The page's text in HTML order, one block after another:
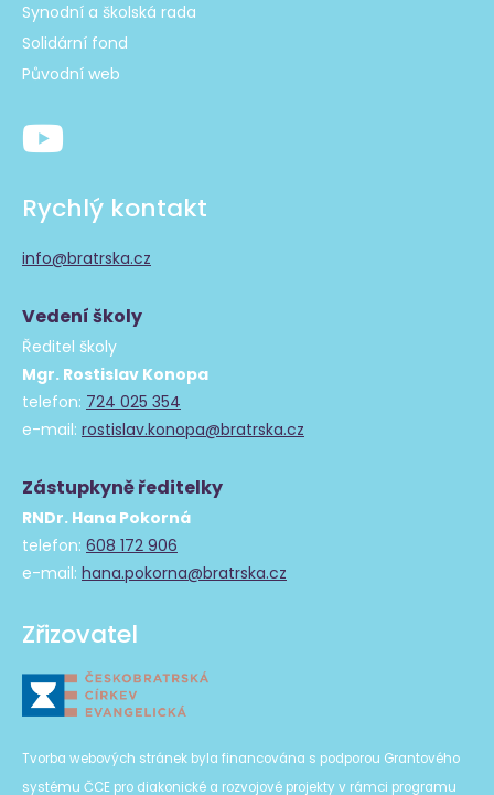
Synodní a školská rada
Solidární fond
Původní web
Rychlý kontakt
info@bratrska.cz
Vedení školy
Ředitel školy
Mgr. Rostislav Konopa
telefon: 724 025 354
e-mail: rostislav.konopa@bratrska.cz
Zástupkyně ředitelky
RNDr. Hana Pokorná
telefon: 608 172 906
e-mail: hana.pokorna@bratrska.cz
Zřizovatel
Tvorba webových stránek byla financována s podporou Grantového
systému ČCE pro diakonické a rozvojové projekty v rámci programu